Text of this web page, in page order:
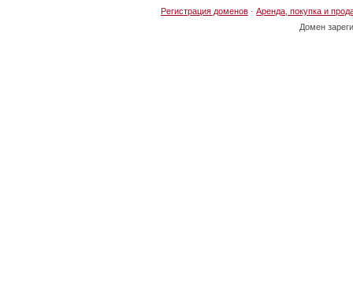
Регистрация доменов · Аренда, покупка и
Домен